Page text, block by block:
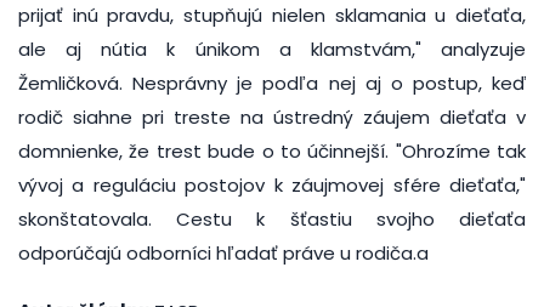
prijať inú pravdu, stupňujú nielen sklamania u dieťaťa,
ale aj nútia k únikom a klamstvám," analyzuje
Žemličková. Nesprávny je podľa nej aj o postup, keď
rodič siahne pri treste na ústredný záujem dieťaťa v
domnienke, že trest bude o to účinnejší. "Ohrozíme tak
vývoj a reguláciu postojov k záujmovej sfére dieťaťa,"
skonštatovala. Cestu k šťastiu svojho dieťaťa
odporúčajú odborníci hľadať práve u rodiča.a